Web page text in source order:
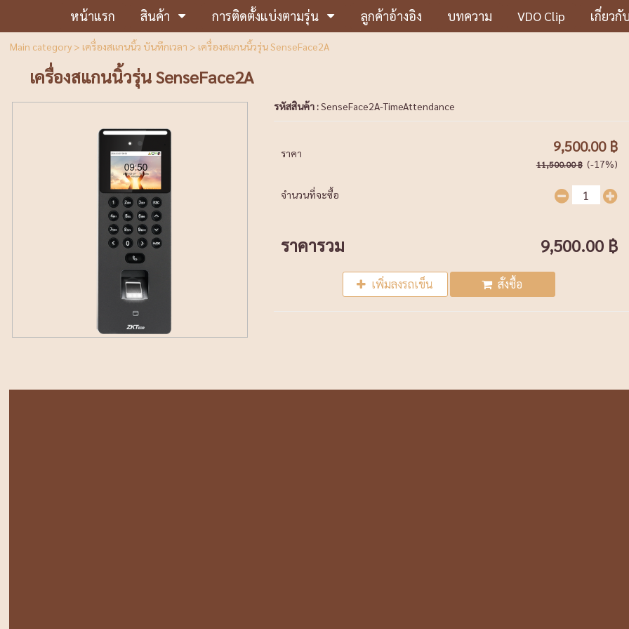
หน้าแรก สินค้า การติดตั้งแบ่งตามรุ่น ลูกค้าอ้างอิง บทความ VDO Clip เกี่ยวกั
Main category> เครื่องสแกนนิ้ว บันทึกเวลา > เครื่องสแกนนิ้วรุ่น SenseFace2A
เครื่องสแกนนิ้วรุ่น SenseFace2A
รหัสสินค้า :SenseFace2A-TimeAttendance
ราคา 9,500.00 ฿
11,500.00 ฿ (-17%)
จำนวนที่จะซื้อ
ราคารวม 9,500.00 ฿
เพิ่มลงรถเข็น สั่งซื้อ